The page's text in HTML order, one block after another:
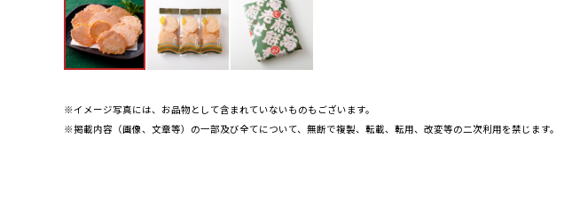
※イメージ写真には、お品物として含まれていないものもございます。
※掲載内容（画像、文章等）の一部及び全てについて、無断で複製、転載、転用、改変等の二次利用を禁じます。